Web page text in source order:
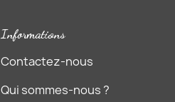
Informations
Contactez-nous
Qui sommes-nous ?